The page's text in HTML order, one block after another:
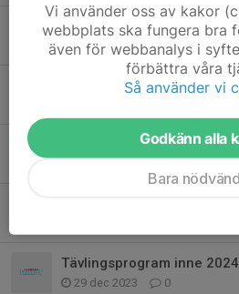
Höstlov plus annan
28 okt 2024 0
Uppdaterad kalender
Träning tisdag 30/4
Tävlingsprogram inne 2024
29 dec 2023 0
Vi använder oss av kakor
webbplats ska fungera bra
även för webbanalys i
förbättra våra
Så använder vi
Godkänn alla
Bara